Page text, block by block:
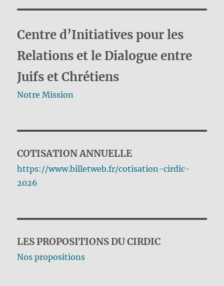
Centre d’Initiatives pour les
Relations et le Dialogue entre
Juifs et Chrétiens
Notre Mission
COTISATION ANNUELLE
https://www.billetweb.fr/cotisation-cirdic-
2026
LES PROPOSITIONS DU CIRDIC
Nos propositions